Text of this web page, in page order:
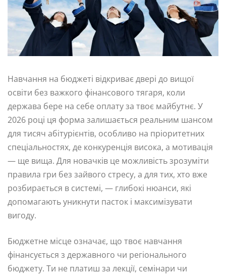
Навчання на бюджеті відкриває двері до вищої
освіти без важкого фінансового тягаря, коли
держава бере на себе оплату за твоє майбутнє. У
2026 році ця форма залишається реальним шансом
для тисяч абітурієнтів, особливо на пріоритетних
спеціальностях, де конкуренція висока, а мотивація
— ще вища. Для новачків це можливість зрозуміти
правила гри без зайвого стресу, а для тих, хто вже
розбирається в системі, — глибокі нюанси, які
допомагають уникнути пасток і максимізувати
вигоду.
Бюджетне місце означає, що твоє навчання
фінансується з державного чи регіонального
бюджету. Ти не платиш за лекції, семінари чи